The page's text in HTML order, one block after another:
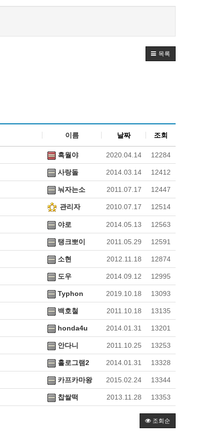
목록
이름 날짜 조회
흑월야 2020.04.14 12284
사랑돌 2014.03.14 12412
눠자는소 2011.07.17 12447
관리자 2010.07.17 12514
야로 2014.05.13 12563
탱크뽀이 2011.05.29 12591
소현 2012.11.18 12874
도우 2014.09.12 12995
Typhon 2019.10.18 13093
백호철 2011.10.18 13135
honda4u 2014.01.31 13201
안다니 2011.10.25 13253
홀로그램2 2014.01.31 13328
카프카마왕 2015.02.24 13344
찹쌀떡 2013.11.28 13353
조회순